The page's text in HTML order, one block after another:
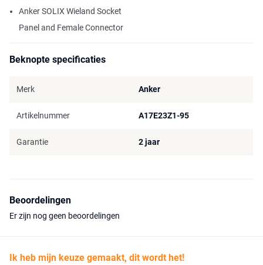
Anker SOLIX Wieland Socket
Panel and Female Connector
Beknopte specificaties
Merk Anker
Artikelnummer A17E23Z1-95
Garantie 2 jaar
Beoordelingen
Er zijn nog geen beoordelingen
Ik heb mijn keuze gemaakt, dit wordt het!